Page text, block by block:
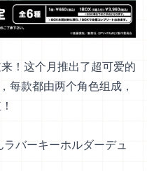
！这个月推出了超可爱的
每款都由两个角色组成，
バーキーホルダーデュ